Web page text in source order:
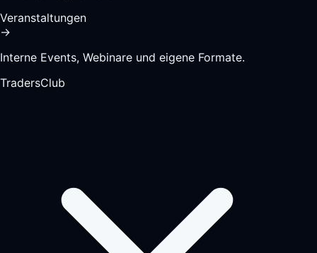
Veranstaltungen
→
Interne Events, Webinare und eigene Formate.
TradersClub